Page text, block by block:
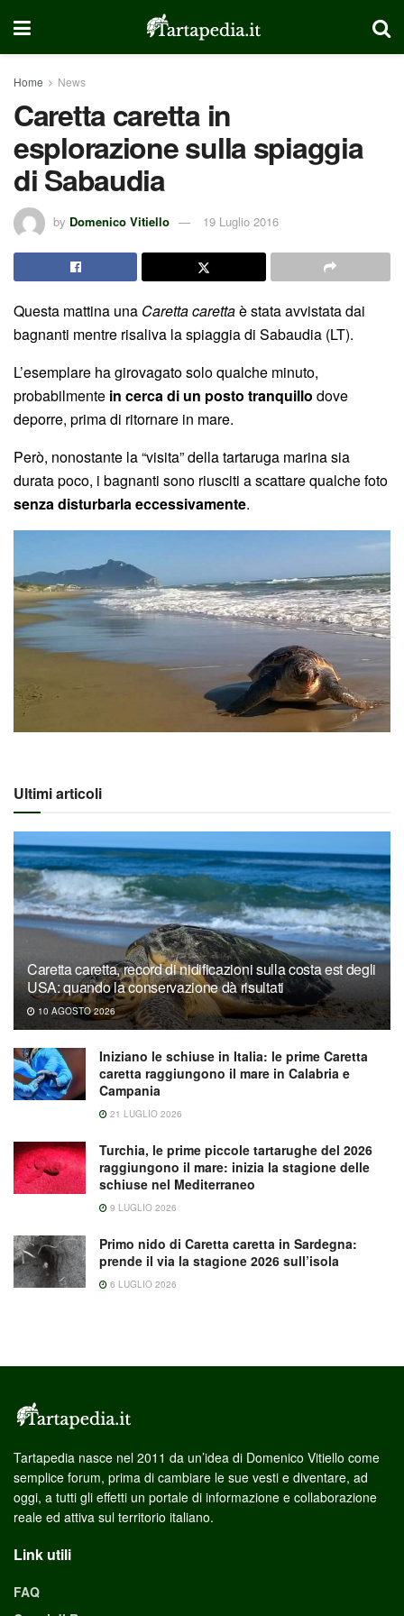
Home News
Caretta caretta in
esplorazione sulla spiaggia
di Sabaudia
by Domenico Vitiello 19 Luglio 2016
Questa mattina una Caretta carettaè stata avvistata dai
bagnanti mentre risaliva la spiaggia di Sabaudia (LT).
L’esemplare ha girovagato solo qualche minuto,
probabilmente in cerca di un posto tranquillo dove
deporre, prima di ritornare in mare.
Però, nonostante la “visita” della tartaruga marina sia
durata poco, i bagnanti sono riusciti a scattare qualche foto
senza disturbarla eccessivamente.
Ultimi articoli
Caretta caretta, record di nidificazioni sulla costa est degli
USA: quando la conservazione dà risultati
10 AGOSTO 2026
Iniziano le schiuse in Italia: le prime Caretta
caretta raggiungono il mare in Calabria e
Campania
21 LUGLIO 2026
Turchia, le prime piccole tartarughe del 2026
raggiungono il mare: inizia la stagione delle
schiuse nel Mediterraneo
9 LUGLIO 2026
Primo nido di Caretta caretta in Sardegna:
prende il via la stagione 2026 sull’isola
6 LUGLIO 2026
Tartapedia nasce nel 2011 da un’idea di Domenico Vitiello come
semplice forum, prima di cambiare le sue vesti e diventare, ad
oggi, a tutti gli effetti un portale di informazione e collaborazione
reale ed attiva sul territorio italiano.
Link utili
FAQ